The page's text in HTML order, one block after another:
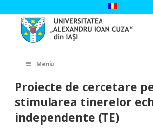
to
content
Meniu
Proiecte de cercetare
stimularea tinerelor
independente (TE)